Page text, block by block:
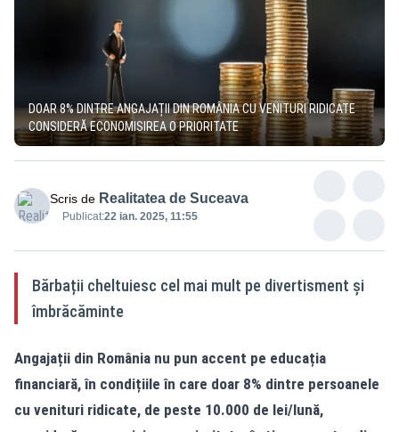
DOAR 8% DINTRE ANGAJAȚII DIN ROMÂNIA CU VENITURI RIDICATE
CONSIDERĂ ECONOMISIREA O PRIORITATE
Scris de Realitatea de Suceava
Publicat:22 ian. 2025, 11:55
Bărbații cheltuiesc cel mai mult pe divertisment și
îmbrăcăminte
Angajații din România nu pun accent pe educația
financiară, în condițiile în care doar 8% dintre persoanele
cu venituri ridicate, de peste 10.000 de lei/lună,